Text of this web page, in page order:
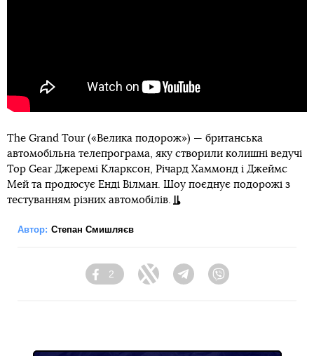
The Grand Tour («Велика подорож») — британська
автомобільна телепрограма, яку створили колишні ведучі
Top Gear Джеремі Кларксон, Річард Хаммонд і Джеймс
Мей та продюсує Енді Вілман. Шоу поєднує подорожі з
тестуванням різних автомобілів.
Автор: Степан Смишляєв
Facebook
2
Twitter TelegramViber